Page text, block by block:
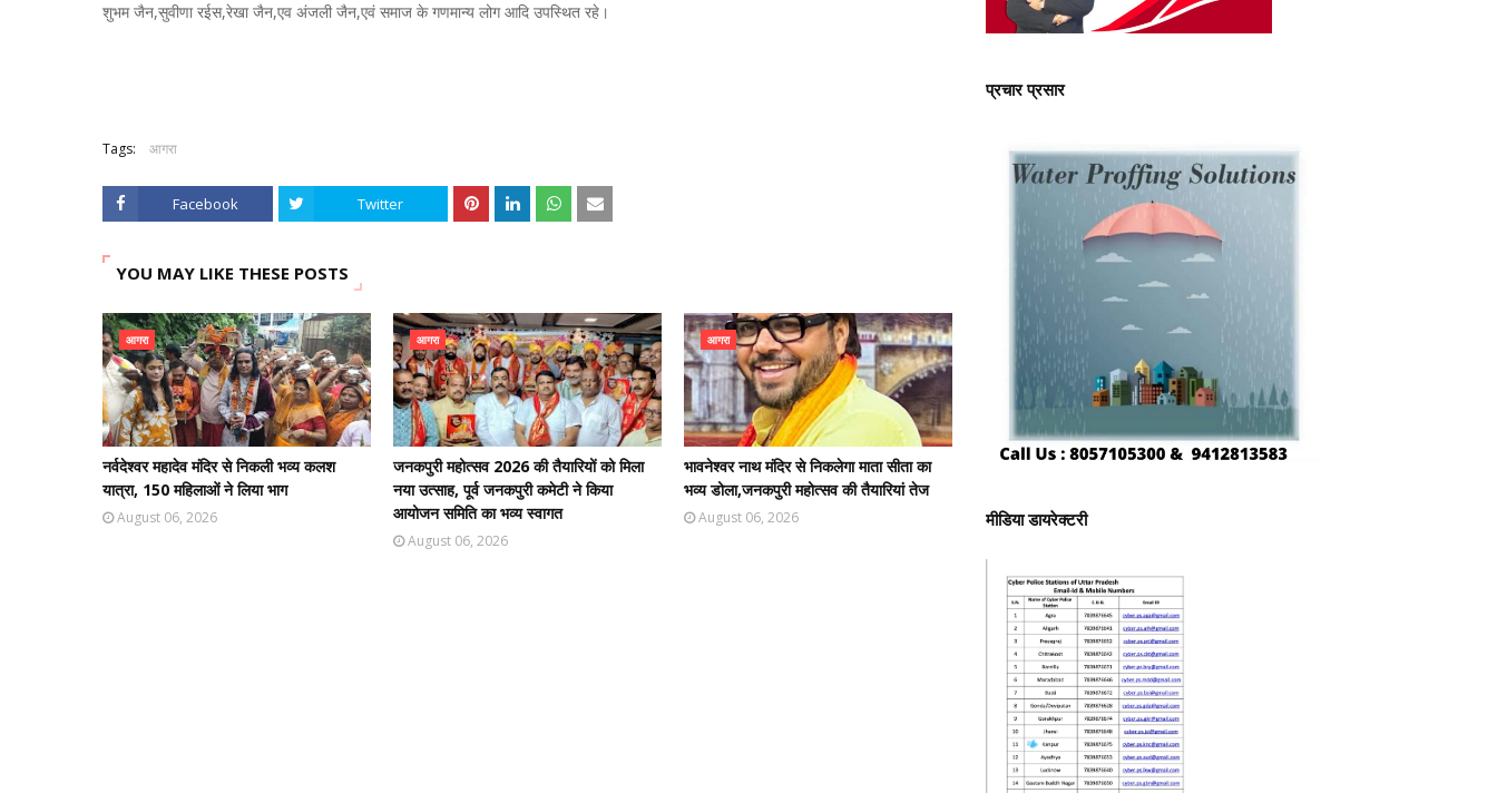
शुभम जैन,सुवीणा रईस,रेखा जैन,एव अंजली जैन,एवं समाज के गणमान्य लोग आदि उपस्थित रहे।
Tags: आगरा
Facebook Twitter
YOU MAY LIKE THESE POSTS
आगरा
नर्वदेश्वर महादेव मंदिर से निकली भव्य कलश
यात्रा, 150 महिलाओं ने लिया भाग
August 06, 2026
आगरा
जनकपुरी महोत्सव 2026 की तैयारियों को मिला
नया उत्साह, पूर्व जनकपुरी कमेटी ने किया
आयोजन समिति का भव्य स्वागत
August 06, 2026
आगरा
भावनेश्वर नाथ मंदिर से निकलेगा माता सीता का
भव्य डोला,जनकपुरी महोत्सव की तैयारियां तेज
August 06, 2026
प्रचार प्रसार
मीडिया डायरेक्टरी